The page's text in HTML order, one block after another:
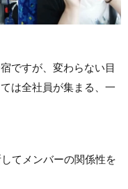
ですが、変わらない目
は全社員が集まる、一
てメンバーの関係性を